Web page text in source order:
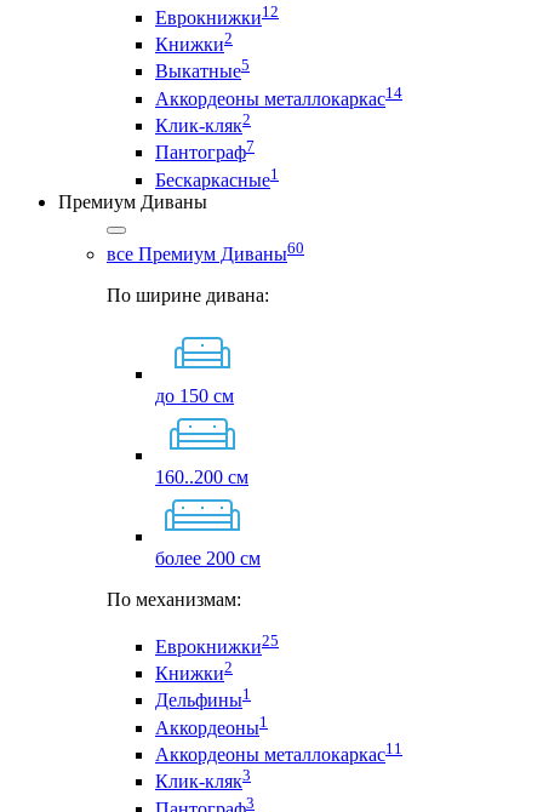
Еврокнижки12
Книжки2
Выкатные5
Аккордеоны металлокаркас14
Клик-кляк2
Пантограф7
Бескаркасные1
Премиум Диваны
все Премиум Диваны60
По ширине дивана:
до 150 см
160..200 см
более 200 см
По механизмам:
Еврокнижки25
Книжки2
Дельфины1
Аккордеоны1
Аккордеоны металлокаркас11
Клик-кляк3
3